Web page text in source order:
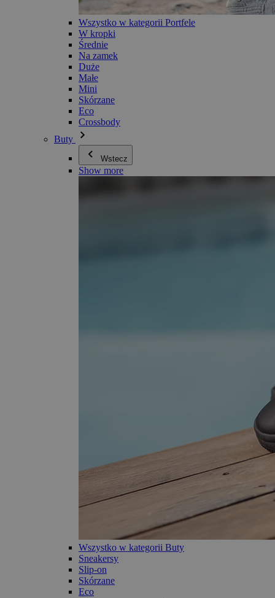
Wszystko w kategorii Portfele
W kropki
Średnie
Na zamek
Duże
Małe
Mini
Skórzane
Eco
Crossbody
Buty
Wstecz
Show more
Wszystko w kategorii Buty
Sneakersy
Slip-on
Skórzane
Eco